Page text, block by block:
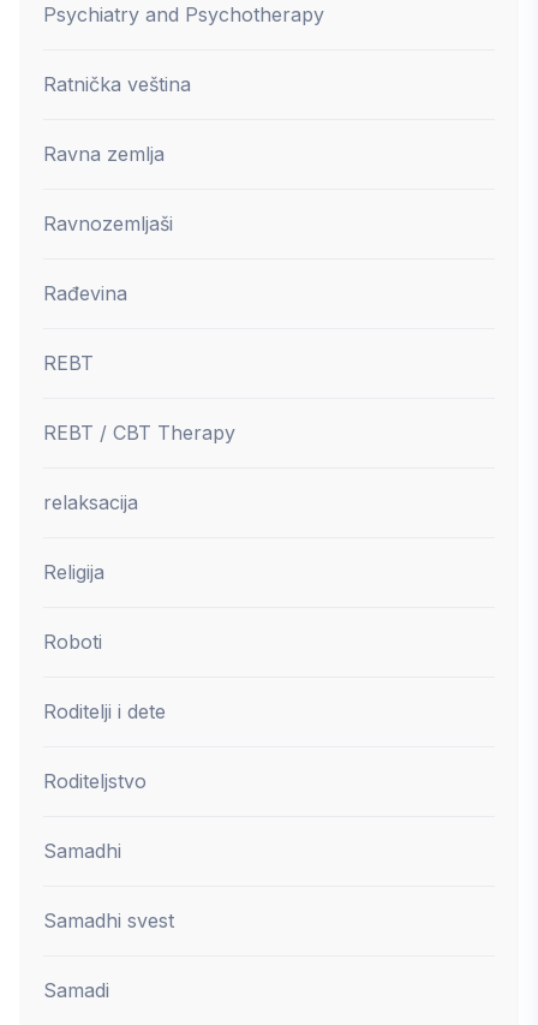
Psychiatry and Psychotherapy
Ratnička veština
Ravna zemlja
Ravnozemljaši
Rađevina
REBT
REBT / CBT Therapy
relaksacija
Religija
Roboti
Roditelji i dete
Roditeljstvo
Samadhi
Samadhi svest
Samadi